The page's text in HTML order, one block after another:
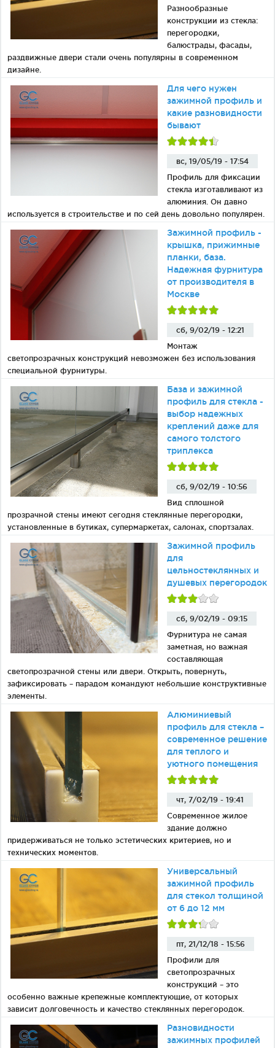
Разнообразные
конструкции из стекла:
перегородки,
балюстрады, фасады,
раздвижные двери стали очень популярны в современном
дизайне.
Для чего нужен
зажимной профиль и
какие разновидности
бывают
вс, 19/05/19 - 17:54
Профиль для фиксации
стекла изготавливают из
алюминия. Он давно
используется в строительстве и по сей день довольно популярен.
Зажимной профиль -
крышка, прижимные
планки, база.
Надежная фурнитура
от производителя в
Москве
сб, 9/02/19 - 12:21
Монтаж
светопрозрачных конструкций невозможен без использования
специальной фурнитуры.
База и зажимной
профиль для стекла -
выбор надежных
креплений даже для
самого толстого
триплекса
сб, 9/02/19 - 10:56
Вид сплошной
прозрачной стены имеют сегодня стеклянные перегородки,
установленные в бутиках, супермаркетах, салонах, спортзалах.
Зажимной профиль
для
цельностеклянных и
душевых перегородок
сб, 9/02/19 - 09:15
Фурнитура не самая
заметная, но важная
составляющая
светопрозрачной стены или двери. Открыть, повернуть,
зафиксировать – парадом командуют небольшие конструктивные
элементы.
Алюминиевый
профиль для стекла –
современное решение
для теплого и
уютного помещения
чт, 7/02/19 - 19:41
Современное жилое
здание должно
придерживаться не только эстетических критериев, но и
технических моментов.
Универсальный
зажимной профиль
для стекол толщиной
от 6 до 12 мм
пт, 21/12/18 - 15:56
Профили для
светопрозрачных
конструкций – это
особенно важные крепежные комплектующие, от которых
зависит долговечность и качество стеклянных перегородок.
Разновидности
зажимных профилей